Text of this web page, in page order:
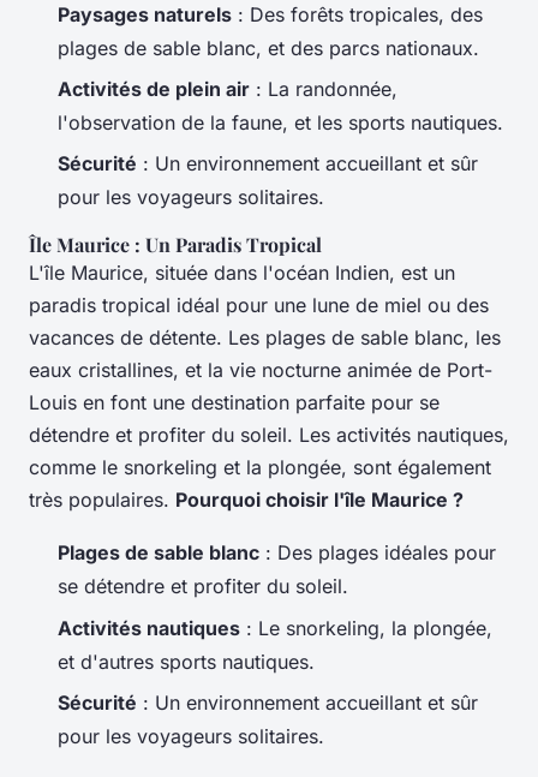
Paysages naturels : Des forêts tropicales, des
plages de sable blanc, et des parcs nationaux.
Activités de plein air : La randonnée,
l'observation de la faune, et les sports nautiques.
Sécurité : Un environnement accueillant et sûr
pour les voyageurs solitaires.
Île Maurice : Un Paradis Tropical
L'île Maurice, située dans l'océan Indien, est un
paradis tropical idéal pour une lune de miel ou des
vacances de détente. Les plages de sable blanc, les
eaux cristallines, et la vie nocturne animée de Port-
Louis en font une destination parfaite pour se
détendre et profiter du soleil. Les activités nautiques,
comme le snorkeling et la plongée, sont également
très populaires. Pourquoi choisir l'île Maurice ?
Plages de sable blanc : Des plages idéales pour
se détendre et profiter du soleil.
Activités nautiques : Le snorkeling, la plongée,
et d'autres sports nautiques.
Sécurité : Un environnement accueillant et sûr
pour les voyageurs solitaires.